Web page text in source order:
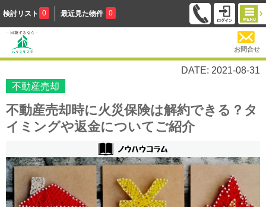
検討リスト 0 最近見た物件 0
お問合せ
DATE: 2021-08-31
不動産売却
不動産売却時に火災保険は解約できる？タ
イミングや返金についてご紹介